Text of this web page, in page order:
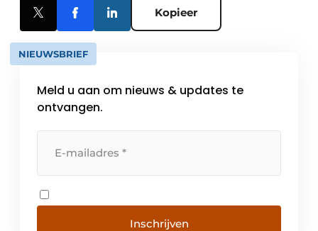
Kopieer
NIEUWSBRIEF
Meld u aan om nieuws & updates te
ontvangen.
Inschrijven